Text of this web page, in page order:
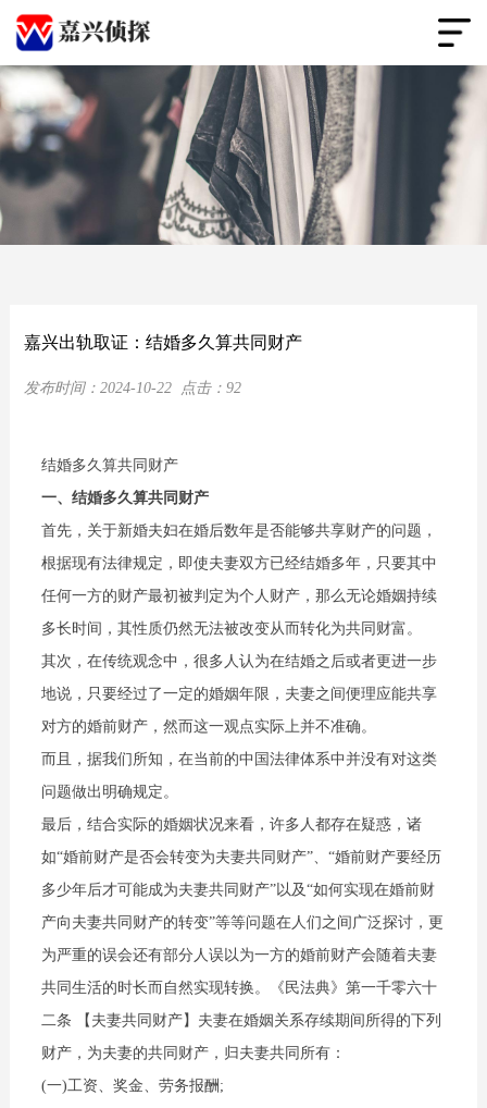
嘉兴出轨取证：结婚多久算共同财产
发布时间： 2024-10-22点击： 92
结婚多久算共同财产
一、结婚多久算共同财产
首先，关于新婚夫妇在婚后数年是否能够共享财产的问题，
根据现有法律规定，即使夫妻双方已经结婚多年，只要其中
任何一方的财产最初被判定为个人财产，那么无论婚姻持续
多长时间，其性质仍然无法被改变从而转化为共同财富。
其次，在传统观念中，很多人认为在结婚之后或者更进一步
地说，只要经过了一定的婚姻年限，夫妻之间便理应能共享
对方的婚前财产，然而这一观点实际上并不准确。
而且，据我们所知，在当前的中国法律体系中并没有对这类
问题做出明确规定。
最后，结合实际的婚姻状况来看，许多人都存在疑惑，诸
如“婚前财产是否会转变为夫妻共同财产”、“婚前财产要经历
多少年后才可能成为夫妻共同财产”以及“如何实现在婚前财
产向夫妻共同财产的转变”等等问题在人们之间广泛探讨，更
为严重的误会还有部分人误以为一方的婚前财产会随着夫妻
共同生活的时长而自然实现转换。《民法典》第一千零六十
二条 【夫妻共同财产】夫妻在婚姻关系存续期间所得的下列
财产，为夫妻的共同财产，归夫妻共同所有：
(一)工资、奖金、劳务报酬;